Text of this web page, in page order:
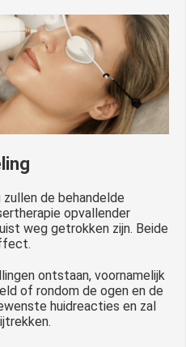
de behandelde
opvallender
weg getrokken zijn. Beide
ontstaan, voornamelijk
of rondom de ogen en de
huidreacties en zal